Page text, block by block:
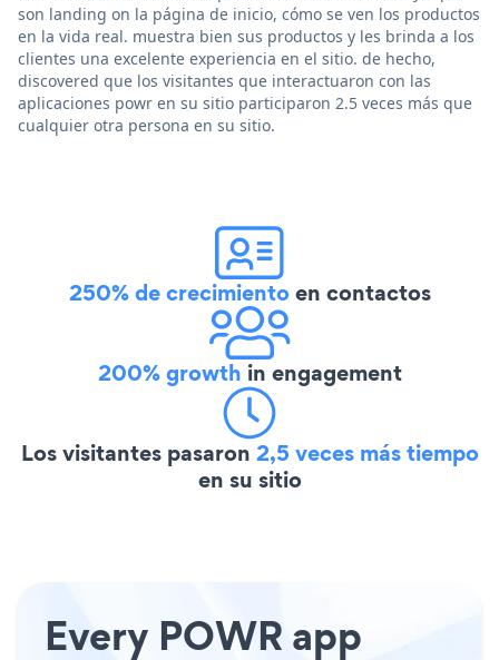
son landing on la página de inicio, cómo se ven los productos
en la vida real. muestra bien sus productos y les brinda a los
clientes una excelente experiencia en el sitio. de hecho,
discovered que los visitantes que interactuaron con las
aplicaciones powr en su sitio participaron 2.5 veces más que
cualquier otra persona en su sitio.
250% de crecimientoen contactos
200% growth in engagement
Los visitantes pasaron 2,5 veces más tiempo
en su sitio
Every POWR app